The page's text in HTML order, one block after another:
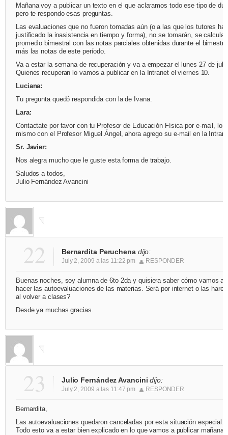
Mañana voy a publicar un texto en el que aclaramos todo ese tipo de
pero te respondo esas preguntas.
Las evaluaciones que no fueron tomadas aún (o a las que los tutores
justificado la inasistencia en tiempo y forma), no se tomarán, se
promedio bimestral con las notas parciales obtenidas durante el
más las notas de este período.
Va a estar la semana de recuperación y va a empezar el lunes 27 de
Quienes recuperan lo vamos a publicar en la Intranet el viernes 10.
Luciana:
Tu pregunta quedó respondida con la de Ivana.
Lara:
Contactate por favor con tu Profesor de Educación Física por e-mail, lo
mismo con el Profesor Miguel Ángel, ahora agrego su e-mail en la
Sr. Javier:
Nos alegra mucho que le guste esta forma de trabajo.
Saludos a todos,
Julio Fernández Avancini
22 Bernardita Peruchena dijo:
July 2, 2009 a las 11:22 pm RESPONDER
Buenas noches, soy alumna de 6to 2da y quisiera saber cómo vamos a
hacer las autoevaluaciones de las materias. Será por internet o las
al volver a clases?
Desde ya muchas gracias.
23 Julio Fernández Avancini dijo:
July 2, 2009 a las 11:47 pm RESPONDER
Bernardita,
Las autoevaluaciones quedaron canceladas por esta situación
Todo esto va a estar bien explicado en lo que vamos a publicar mañana.